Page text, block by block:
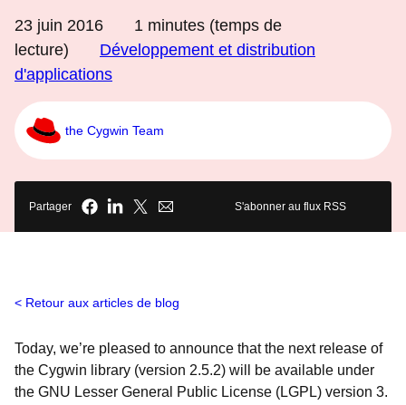
23 juin 2016 1 minutes (temps de
lecture)
Développement et distribution
d'applications
the Cygwin Team
Partager S'abonner au flux RSS
Retour aux articles de blog
Today, we’re pleased to announce that the next release of
the Cygwin library (version 2.5.2) will be available under
the GNU Lesser General Public License (LGPL) version 3.